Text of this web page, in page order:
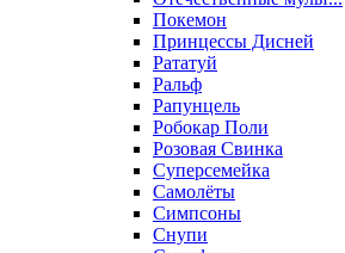
Покемон
Принцессы Дисней
Рататуй
Ральф
Рапунцель
Робокар Поли
Розовая Свинка
Суперсемейка
Самолёты
Симпсоны
Снупи